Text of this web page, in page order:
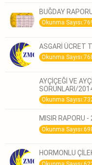
BUĞDAY
Okunma
ASGARİ ÜCRET
Okunma
AYÇİÇEĞİ VE
SORUNLARI/
Okunma
MISIR RAPORU
Okunma
HORMONLU